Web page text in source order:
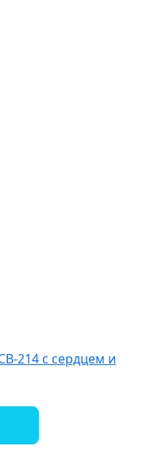
214 с сердцем и